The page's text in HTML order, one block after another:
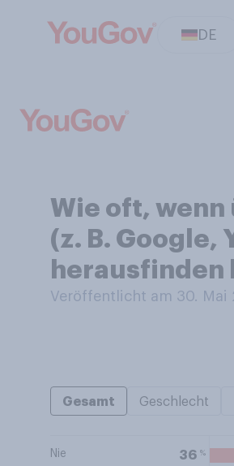
DE
Wie oft, wenn
(z. B. Google,
herausfinden
Veröffentlicht am 30. Mai
Gesamt Geschlecht
Nie 36 %